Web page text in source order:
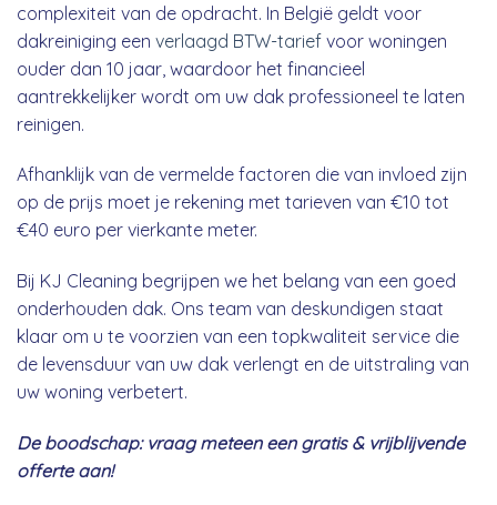
complexiteit van de opdracht. In België geldt voor
dakreiniging een verlaagd BTW-tarief voor woningen
ouder dan 10 jaar, waardoor het financieel
aantrekkelijker wordt om uw dak professioneel te laten
reinigen.
Afhanklijk van de vermelde factoren die van invloed zijn
op de prijs moet je rekening met tarieven van €10 tot
€40 euro per vierkante meter.
Bij KJ Cleaning begrijpen we het belang van een goed
onderhouden dak. Ons team van deskundigen staat
klaar om u te voorzien van een topkwaliteit service die
de levensduur van uw dak verlengt en de uitstraling van
uw woning verbetert.
De boodschap: vraag meteen een gratis & vrijblijvende
offerte aan!